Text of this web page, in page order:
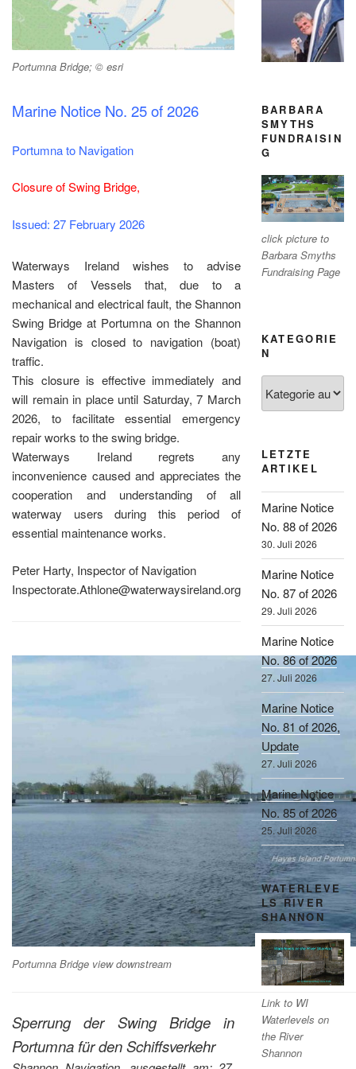
Portumna Bridge; © esri
Marine Notice No. 25 of 2026
Portumna to Navigation
Closure of Swing Bridge,
Issued: 27 February 2026
Waterways Ireland wishes to advise
Masters of Vessels that, due to a
mechanical and electrical fault, the Shannon
Swing Bridge at Portumna on the Shannon
Navigation is closed to navigation (boat)
traffic.
This closure is effective immediately and
will remain in place until Saturday, 7 March
2026, to facilitate essential emergency
repair works to the swing bridge.
Waterways Ireland regrets any
inconvenience caused and appreciates the
cooperation and understanding of all
waterway users during this period of
essential maintenance works.
Peter Harty, Inspector of Navigation
Inspectorate.Athlone@waterwaysireland.org
Portumna Bridge view downstream
Sperrung der Swing Bridge in
Portumna für den Schiffsverkehr
BARBARA
SMYTHS
FUNDRAISIN
G
click picture to
Barbara Smyths
Fundraising Page
KATEGORIE
N
LETZTE
ARTIKEL
Marine Notice
No. 88 of 2026
30. Juli 2026
Marine Notice
No. 87 of 2026
29. Juli 2026
Marine Notice
No. 86 of 2026
27. Juli 2026
Marine Notice
No. 81 of 2026,
Update
27. Juli 2026
Marine Notice
No. 85 of 2026
25. Juli 2026
WATERLEVE
LS RIVER
SHANNON
Link to WI
Waterlevels on
the River
Shannon